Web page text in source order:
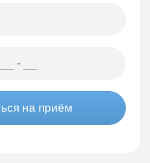
на приём